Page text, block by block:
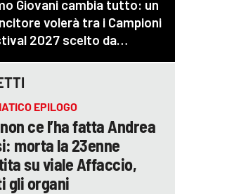
EPILOGO
ce l’ha fatta Andrea
morta la 23enne
su viale Affaccio,
gli organi